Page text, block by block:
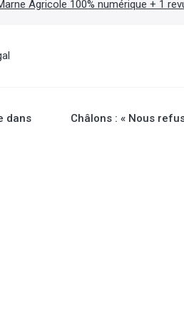
Agricole 100% numérique + 1
dans
Châlons : « Nous
millions de tonne (Mt), soit une baisse
(Allemagne). Parmi les principaux